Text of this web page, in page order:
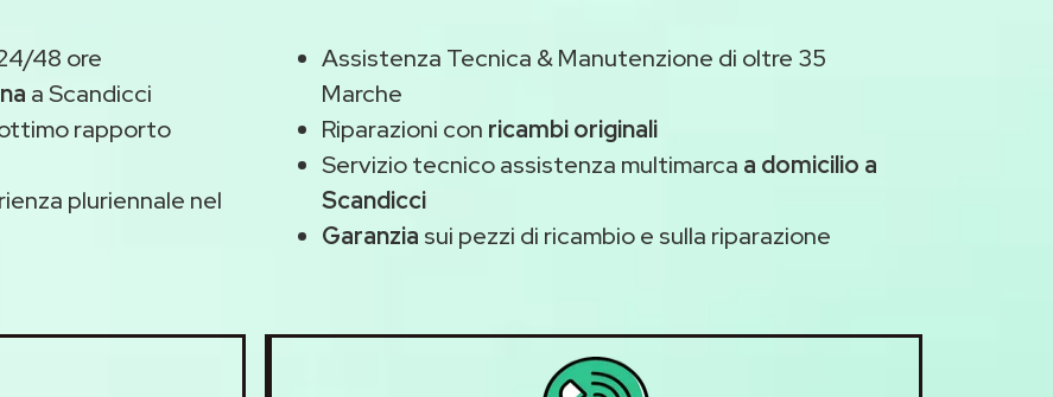
48 ore
a Scandicci
rapporto
pluriennale nel
Assistenza Tecnica & Manutenzione di oltre 35
Marche
Riparazioni con ricambi originali
Servizio tecnico assistenza multimarca a domicilio a
Scandicci
Garanzia sui pezzi di ricambio e sulla riparazione